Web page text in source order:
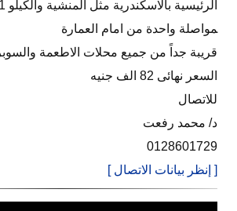
مواصلة واحدة من امام العمارة
قريبة جداً من جميع محلات الاطعمة
السعر نهائى 82 الف جنيه
للاتصال
د/ محمد رفعت
0128601729
[ إنظر بيانات الاتصال ]